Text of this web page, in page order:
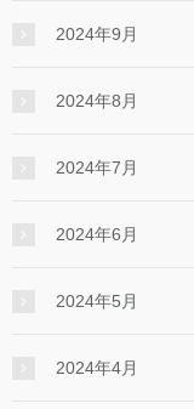
2024年9月
2024年8月
2024年7月
2024年6月
2024年5月
2024年4月